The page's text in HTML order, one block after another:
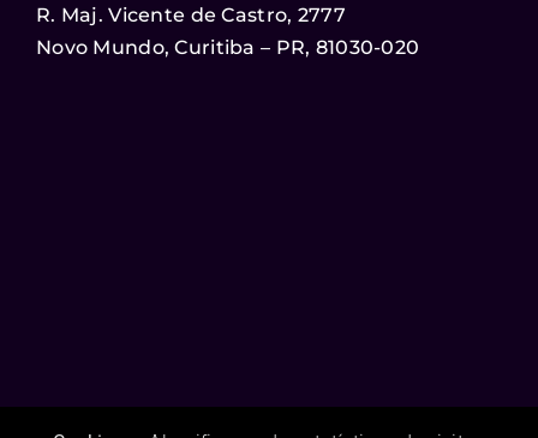
R. Maj. Vicente de Castro, 2777
Novo Mundo, Curitiba – PR, 81030-020